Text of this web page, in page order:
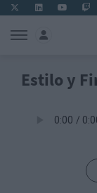
Estilo y